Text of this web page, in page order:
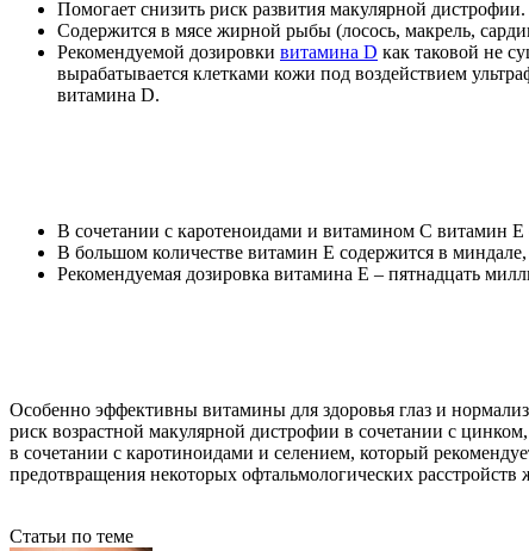
Помогает снизить риск развития макулярной дистрофии.
Содержится в мясе жирной рыбы (лосось, макрель,
Рекомендуемой дозировки витамина D как таковой не
вырабатывается клетками кожи под воздействием
витамина D.
В сочетании с каротеноидами и витамином С витамин Е
В большом количестве витамин Е содержится в
Рекомендуемая дозировка витамина Е – пятнадцать
Особенно эффективны витамины для здоровья глаз и
риск возрастной макулярной дистрофии в сочетании с
в сочетании с каротиноидами и селением, который
предотвращения некоторых офтальмологических
Статьи по теме